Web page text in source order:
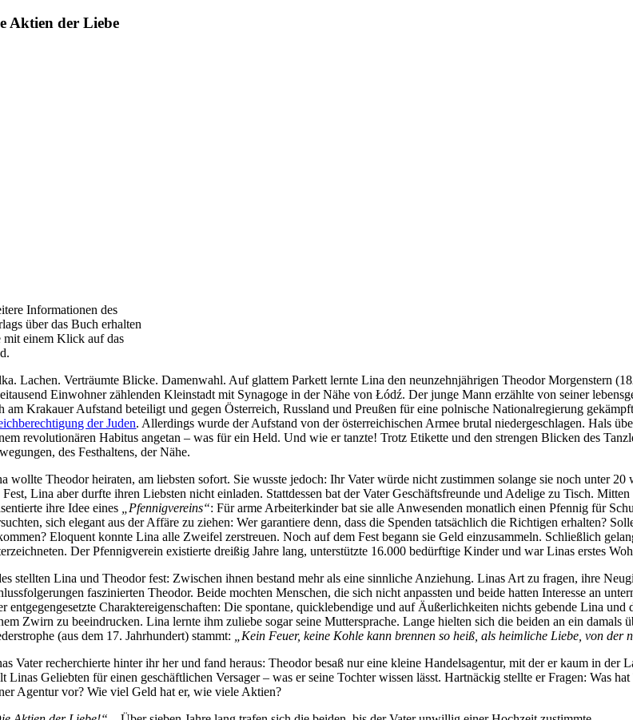
Aktien der Liebe
Informationen des
über das Buch erhalten
mit einem Klick auf das
Lachen. Verträumte Blicke. Damenwahl. Auf glattem Parkett lernte Lina den neunzehnjährigen Theodor Morgenstern
Einwohner zählenden Kleinstadt mit Synagoge in der Nähe von Łódź. Der junge Mann erzählte von seiner
am Krakauer Aufstand beteiligt und gegen Österreich, Russland und Preußen für eine polnische Nationalregierung
der Juden. Allerdings wurde der Aufstand von der österreichischen Armee brutal niedergeschlagen. Hals
revolutionären Habitus angetan – was für ein Held. Und wie er tanzte! Trotz Etikette und den strengen Blicken des
des Festhaltens, der Nähe.
wollte Theodor heiraten, am liebsten sofort. Sie wusste jedoch: Ihr Vater würde nicht zustimmen solange sie noch unter 20
Fest, Lina aber durfte ihren Liebsten nicht einladen. Stattdessen bat der Vater Geschäftsfreunde und Adelige zu Tisch.
ihre Idee eines
„Pfennigvereins“: Für arme Arbeiterkinder bat sie alle Anwesenden monatlich einen Pfennig für
sich elegant aus der Affäre zu ziehen: Wer garantiere denn, dass die Spenden tatsächlich die Richtigen erhalten?
Eloquent konnte Lina alle Zweifel zerstreuen. Noch auf dem Fest begann sie Geld einzusammeln. Schließlich
Der Pfennigverein existierte dreißig Jahre lang, unterstützte 16.000 bedürftige Kinder und war Linas erstes
stellten Lina und Theodor fest: Zwischen ihnen bestand mehr als eine sinnliche Anziehung. Linas Art zu fragen, ihre
faszinierten Theodor. Beide mochten Menschen, die sich nicht anpassten und beide hatten Interesse an
entgegengesetzte Charaktereigenschaften: Die spontane, quicklebendige und auf Äußerlichkeiten nichts gebende Lina und
Zwirn zu beeindrucken. Lina lernte ihm zuliebe sogar seine Muttersprache. Lange hielten sich die beiden an ein damals
(aus dem 17. Jahrhundert) stammt:
„Kein Feuer, keine Kohle kann brennen so heiß, als heimliche Liebe, von der
Vater recherchierte hinter ihr her und fand heraus: Theodor besaß nur eine kleine Handelsagentur, mit der er kaum in der
Linas Geliebten für einen geschäftlichen Versager – was er seine Tochter wissen lässt. Hartnäckig stellte er Fragen: Was
Agentur vor? Wie viel Geld hat er, wie viele Aktien?